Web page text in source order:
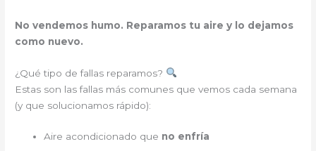
No vendemos humo. Reparamos tu aire y lo dejamos
como nuevo.
¿Qué tipo de fallas reparamos?
Estas son las fallas más comunes que vemos cada semana
(y que solucionamos rápido):
Aire acondicionado que no enfría